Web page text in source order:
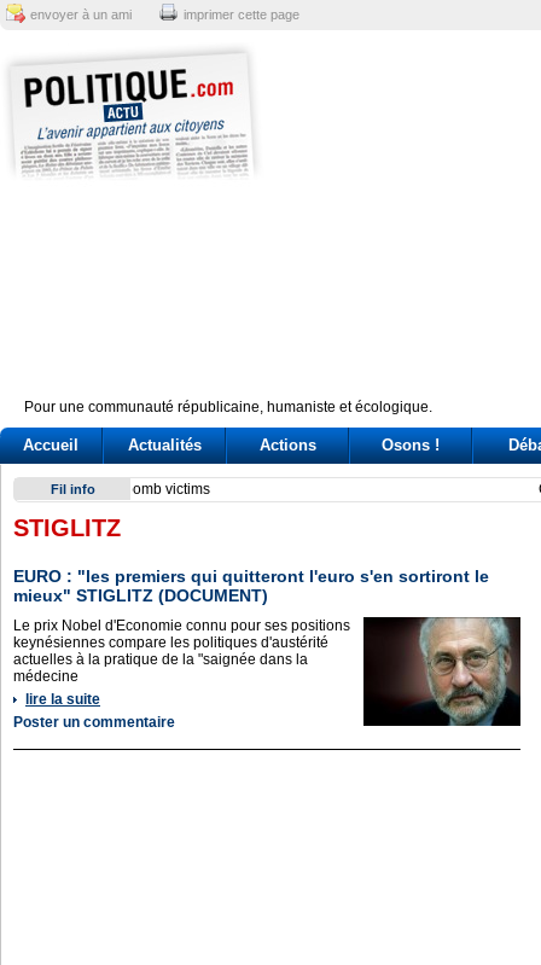
envoyer à un ami imprimer cette page
Pour une communauté républicaine, humaniste et écologique.
Accueil Actualités Actions Osons !
Fil info Conte e l'audizione in Commissione Covid: tre ore di
STIGLITZ
EURO : "les premiers qui quitteront l'euro s'en sortiront le
mieux" STIGLITZ (DOCUMENT)
Le prix Nobel d'Economie connu pour ses positions
keynésiennes compare les politiques d'austérité
actuelles à la pratique de la "saignée dans la
médecine
lire la suite
Poster un commentaire